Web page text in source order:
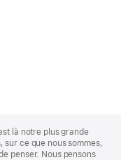
là notre plus grande
ce que nous sommes,
penser. Nous pensons